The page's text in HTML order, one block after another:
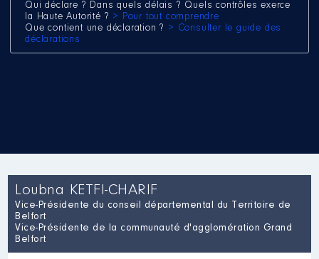
Qui déclare ? Dans quels délais ? Quels contrôles exerce
la Haute Autorité ? > Pour tout comprendre
Que contient une déclaration ? > Consulter le guide des
déclarations
Loubna KETFI-CHARIF
Vice-Présidente du conseil départemental du Territoire de
Belfort
Vice-Présidente de la communauté d'agglomération Grand
Belfort